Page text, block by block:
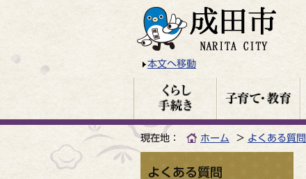
本文へ移動
現在地： ホーム よくある質問
よくある質問